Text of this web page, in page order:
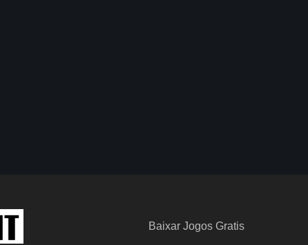
Baixar Jogos Gratis